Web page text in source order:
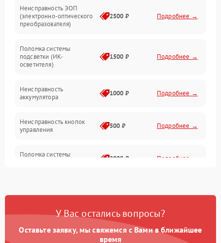
Неисправность управления
Оптика
Неисправность ЭОП
(электронно-оптического
преобразователя)
2500 ₽ Подробнее →
Поломка системы
подсветки (ИК-
осветителя)
1500 ₽ Подробнее →
Неисправность
аккумулятора
1000 ₽ Подробнее →
Неисправность кнопок
управления
500 ₽ Подробнее →
Поломка системы
2000 ₽ Подробнее →
защиты от перегрузок
Неисправность системы
автоматического
отключения
1000 ₽ Подробнее →
У Вас остались вопросы?
Оставьте заявку, мы свяжемся с Вами в ближайшее
время